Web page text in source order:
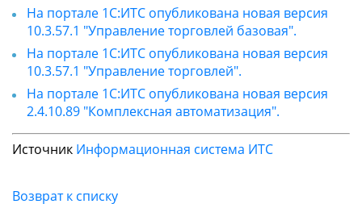
На портале 1С:ИТС опубликована новая версия
10.3.57.1 "Управление торговлей базовая".
На портале 1С:ИТС опубликована новая версия
10.3.57.1 "Управление торговлей".
На портале 1С:ИТС опубликована новая версия
2.4.10.89 "Комплексная автоматизация".
Источник Информационная система ИТС
Возврат к списку